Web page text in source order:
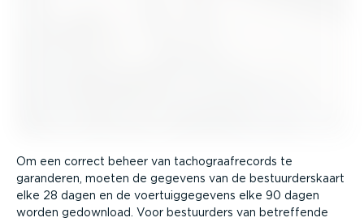
Om een correct beheer van tacho­graaf­re­cords te
garanderen, moeten de gegevens van de bestuur­ders­kaart
elke 28 dagen en de voertuig­ge­gevens elke 90 dagen
worden gedownload. Voor bestuurders van betreffende